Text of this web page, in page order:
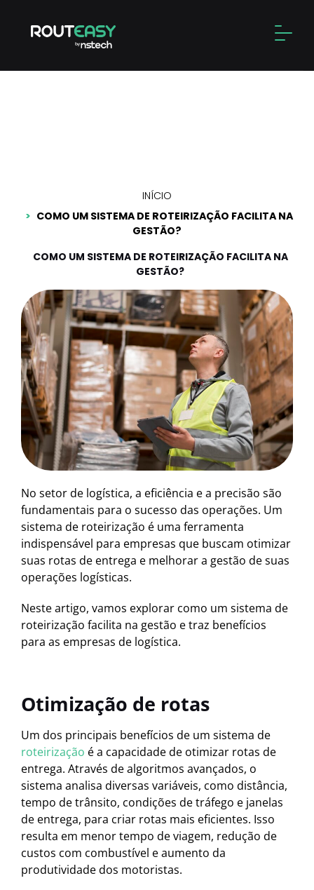
content
INÍCIO
COMO UM SISTEMA DE ROTEIRIZAÇÃO FACILITA NA
GESTÃO?
COMO UM SISTEMA DE ROTEIRIZAÇÃO FACILITA NA
GESTÃO?
No setor de logística, a eficiência e a precisão são
fundamentais para o sucesso das operações. Um
sistema de roteirização é uma ferramenta
indispensável para empresas que buscam otimizar
suas rotas de entrega e melhorar a gestão de suas
operações logísticas.
Neste artigo, vamos explorar como um sistema de
roteirização facilita na gestão e traz benefícios
para as empresas de logística.
Otimização de rotas
Um dos principais benefícios de um sistema de
roteirização é a capacidade de otimizar rotas de
entrega. Através de algoritmos avançados, o
sistema analisa diversas variáveis, como distância,
tempo de trânsito, condições de tráfego e janelas
de entrega, para criar rotas mais eficientes. Isso
resulta em menor tempo de viagem, redução de
custos com combustível e aumento da
produtividade dos motoristas.